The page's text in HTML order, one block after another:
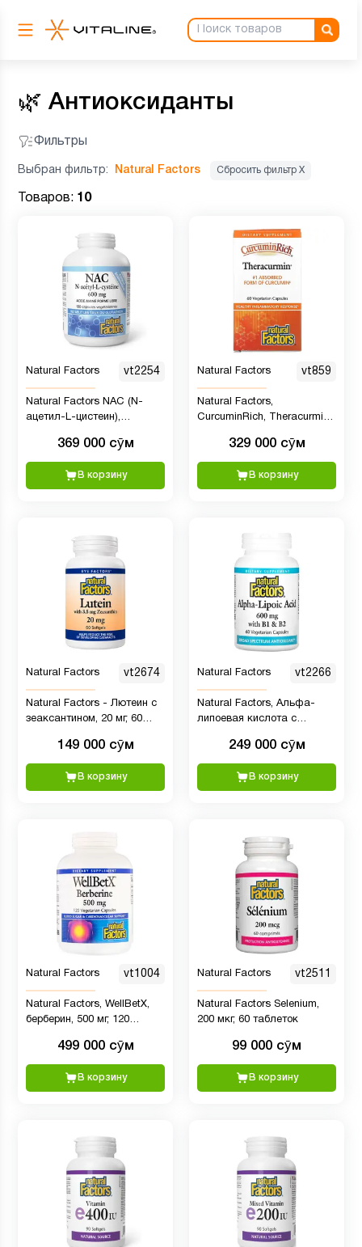
🌿 Антиоксиданты
Фильтры
Выбран фильтр: Natural Factors Сбросить фильтр Х
Товаров: 10
Natural Factors vt2254
Natural Factors NAC (N-
ацетил-L-цистеин),
форме, 600 мг, 180
вегетарианских капсул
369 000 сӯм
В корзину
Natural Factors vt859
Natural Factors,
CurcuminRich, Theracurmin,
вегетарианских капсул
329 000 сӯм
В корзину
Natural Factors vt2674
Natural Factors - Лютеин с
зеаксантином, 20 мг, 60
149 000 сӯм
В корзину
Natural Factors vt2266
Natural Factors, Альфа-
липоевая кислота с
мг, 60 вегетарианских
капсул
249 000 сӯм
В корзину
Natural Factors vt1004
Natural Factors, WellBetX,
берберин, 500 мг, 120
499 000 сӯм
В корзину
Natural Factors vt2511
Natural Factors Selenium,
200 мкг, 60 таблеток
99 000 сӯм
В корзину